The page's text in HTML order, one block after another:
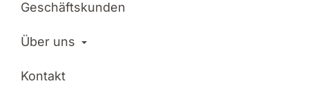
Geschäftskunden
Über uns Toggle Dropdown
Kontakt
Miele
Miele DGC 7660 HC